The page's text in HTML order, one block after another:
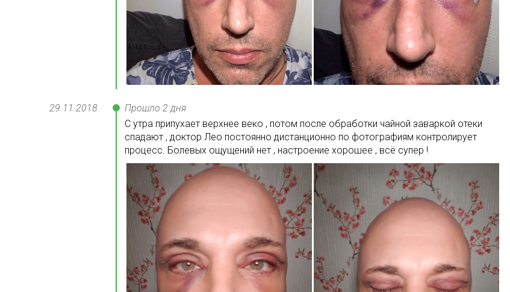
29.11.2018
Прошло 2 дня
С утра припухает верхнее веко , потом после обработки чайной заваркой отеки
спадают , доктор Лео постоянно дистанционно по фотографиям контролирует
процесс. Болевых ощущений нет , настроение хорошее , всё супер !